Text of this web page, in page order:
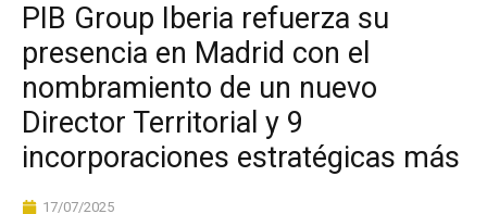
PIB Group Iberia refuerza su
presencia en Madrid con el
nombramiento de un nuevo
Director Territorial y 9
incorporaciones estratégicas más
17/07/2025